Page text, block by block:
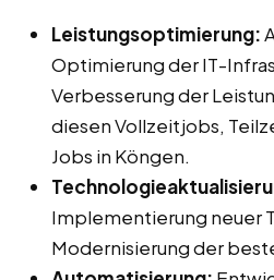
Leistungsoptimierung:
Optimierung der IT-
Verbesserung der
diesen Vollzeitjobs,
Jobs in Köngen.
Implementierung neuer
Modernisierung der